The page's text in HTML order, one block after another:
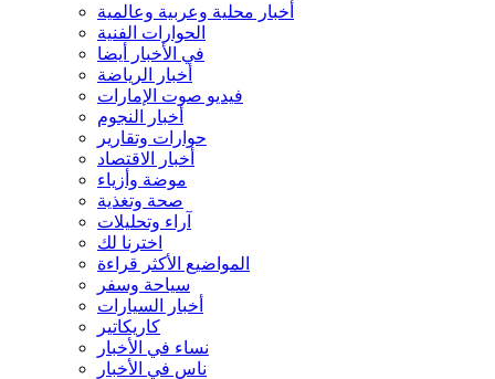
أخبار محلية وعربية وعالمية
الحوارات الفنية
في الأخبار أيضا
أخبار الرياضة
فيديو صوت الإمارات
أخبار النجوم
حوارات وتقارير
أخبار الاقتصاد
موضة وأزياء
صحة وتغذية
آراء وتحليلات
اخترنا لك
المواضيع الأكثر قراءة
سياحة وسفر
أخبار السيارات
كاريكاتير
نساء في الأخبار
ناس في الأخبار